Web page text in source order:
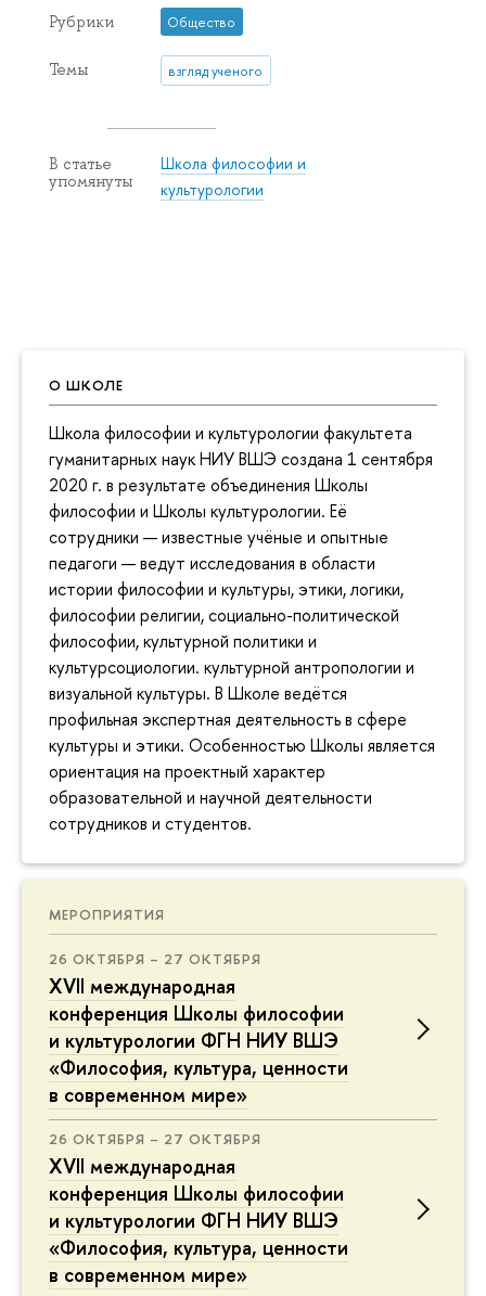
О ШКОЛЕ
Школа философии и культурологии факультета
гуманитарных наук НИУ ВШЭ создана 1 сентября
2020 г. в результате объединения Школы
философии и Школы культурологии. Её
сотрудники — известные учёные и опытные
педагоги — ведут исследования в области
истории философии и культуры, этики, логики,
философии религии, социально-политической
философии, культурной политики и
культурсоциологии. культурной антропологии и
визуальной культуры. В Школе ведётся
профильная экспертная деятельность в сфере
культуры и этики. Особенностью Школы является
ориентация на проектный характер
образовательной и научной деятельности
сотрудников и студентов.
МЕРОПРИЯТИЯ
26 ОКТЯБРЯ – 27 ОКТЯБРЯ
XVII международная
конференция Школы философии
и культурологии ФГН НИУ ВШЭ
«Философия, культура, ценности
в современном мире»
26 ОКТЯБРЯ – 27 ОКТЯБРЯ
XVII международная
конференция Школы философии
и культурологии ФГН НИУ ВШЭ
«Философия, культура, ценности
в современном мире»
Рубрики Общество
Темы взгляд ученого
В статье
упомянуты
Школа философии и
культурологии